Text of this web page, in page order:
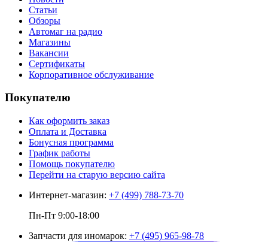
Статьи
Обзоры
Автомаг на радио
Магазины
Вакансии
Сертификаты
Корпоративное обслуживание
Покупателю
Как оформить заказ
Оплата и Доставка
Бонусная программа
График работы
Помощь покупателю
Перейти на старую версию сайта
Интернет-магазин: +7 (499) 788-73-70
Пн-Пт 9:00-18:00
Запчасти для иномарок: +7 (495) 965-98-78